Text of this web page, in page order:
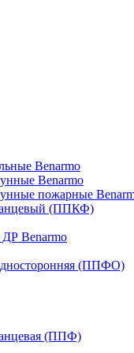
Benarmo
Benarmo
пожарные
(ППКФ)
Benarmo
(ППФО)
(ППФ)